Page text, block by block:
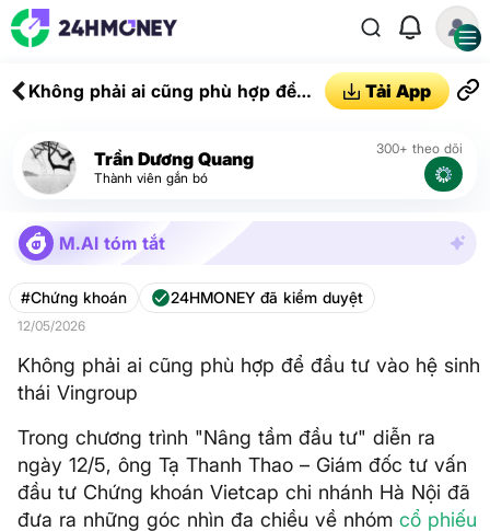
Không phải ai cũng phù hợp để
Tải App
Trần Dương Quang
Thành viên gắn bó
300+ theo dõi
M.AI tóm tắt
#Chứng khoán 24HMONEY đã kiểm duyệt
12/05/2026
Không phải ai cũng phù hợp để đầu tư vào hệ sinh
thái Vingroup
Trong chương trình "Nâng tầm đầu tư" diễn ra
ngày 12/5, ông Tạ Thanh Thao – Giám đốc tư vấn
đầu tư Chứng khoán Vietcap chi nhánh Hà Nội đã
đưa ra những góc nhìn đa chiều về nhóm cổ phiếu